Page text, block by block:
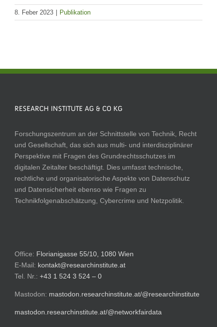
8. Feber 2023 Publikation
RESEARCH INSTITUTE AG & CO KG
Forschungszentrum an der Schnittstelle von Technik, Recht
und Gesellschaft, das sich aus multi- und interdisziplinärer
Perspektive mit Fragen des Grundrechtsschutzes im
digitalen Zeitalter beschäftigt. Dies umfasst technische,
rechtliche und organisatorische Aspekte von Datenschutz
und Datensicherheit ebenso wie Fragen zu
Technikfolgenabschätzung, Cybercrime und Netzpolitik.
Office: Florianigasse 55/10, 1080 Wien
E-Mail: kontakt@researchinstitute.at
Tel. Nr.: +43 1 524 3 524 – 0
Mastodon: mastodon.researchinstitute.at/@researchinstitute
mastodon.researchinstitute.at/@networkfairdata